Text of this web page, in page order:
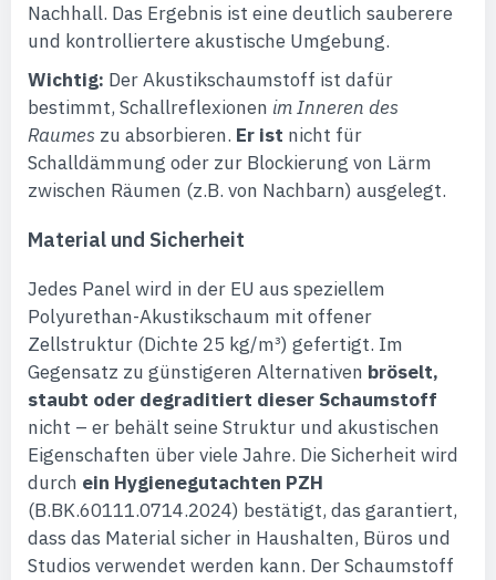
Nachhall. Das Ergebnis ist eine deutlich sauberere
und kontrolliertere akustische Umgebung.
Wichtig: Der Akustikschaumstoff ist dafür
bestimmt, Schallreflexionen im Inneren des
Raumes zu absorbieren. Er ist nicht für
Schalldämmung oder zur Blockierung von Lärm
zwischen Räumen (z.B. von Nachbarn) ausgelegt.
Material und Sicherheit
Jedes Panel wird in der EU aus speziellem
Polyurethan-Akustikschaum mit offener
Zellstruktur (Dichte 25 kg/m³) gefertigt. Im
Gegensatz zu günstigeren Alternativen bröselt,
staubt oder degraditiert dieser Schaumstoff
nicht – er behält seine Struktur und akustischen
Eigenschaften über viele Jahre. Die Sicherheit wird
durch ein Hygienegutachten PZH
(B.BK.60111.0714.2024) bestätigt, das garantiert,
dass das Material sicher in Haushalten, Büros und
Studios verwendet werden kann. Der Schaumstoff